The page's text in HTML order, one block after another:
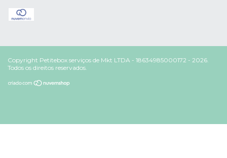
Copyright Petitebox serviços de Mkt LTDA - 18634985000172 - 2026.
Todos os direitos reservados.